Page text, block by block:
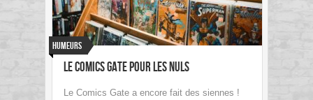
Humeurs
Le Comics Gate pour les nuls
Le Comics Gate a encore fait des siennes !